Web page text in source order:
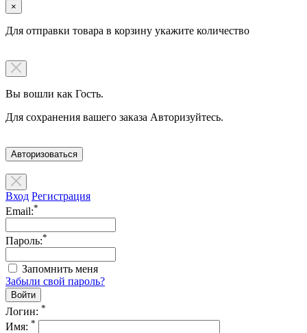
×
Для отправки товара в корзину укажите количество
Вы вошли как Гость.
Для сохранения вашего заказа Авторизуйтесь.
Авторизоваться
Вход Регистрация
Email:*
Пароль:*
Запомнить меня
Забыли свой пароль?
Логин: *
Имя: *